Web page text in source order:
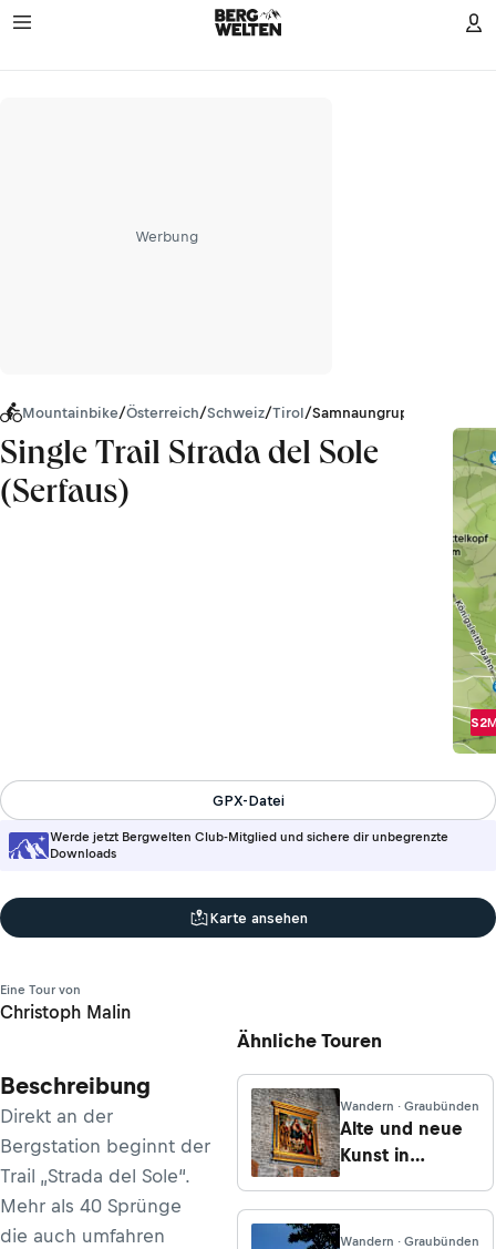
Werbung
Mountainbike/Österreich/Schweiz/Tirol/Samnaungruppe
Single Trail Strada del Sole
(Serfaus)
S2
Werde jetzt Bergwelten Club-Mitglied und sichere dir unbegrenzte
Downloads
GPX-Datei
Karte ansehen
Eine Tour von
Christoph Malin
Beschreibung
Direkt an der
Bergstation beginnt der
Trail „Strada del Sole“.
Mehr als 40 Sprünge
die auch umfahren
Ähnliche Touren
Wandern · Graubünden
Alte und neue
Kunst in
Wandern · Graubünden